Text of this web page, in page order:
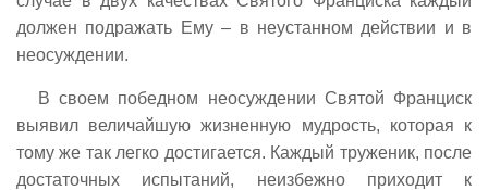
должен подражать Ему – в неустанном действии и в
неосуждении.
В своем победном неосуждении Святой Франциск
выявил величайшую жизненную мудрость, которая к
тому же так легко достигается. Каждый труженик, после
достаточных испытаний, неизбежно приходит к